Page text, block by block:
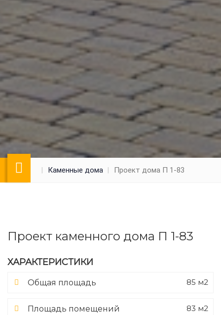
Каменные дома Проект дома П 1-83
Проект каменного дома П 1-83
ХАРАКТЕРИСТИКИ
Общая площадь 85 м2
Площадь помещений 83 м2